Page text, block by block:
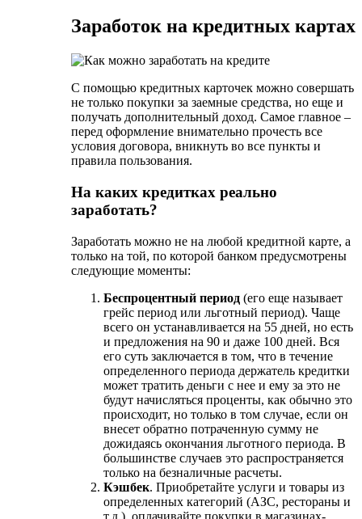
Заработок на кредитных картах
С помощью кредитных карточек можно совершать
не только покупки за заемные средства, но еще и
получать дополнительный доход. Самое главное –
перед оформление внимательно прочесть все
условия договора, вникнуть во все пункты и
правила пользования.
На каких кредитках реально
заработать?
Заработать можно не на любой кредитной карте, а
только на той, по которой банком предусмотрены
следующие моменты:
Беспроцентный период (его еще называет
грейс период или льготный период). Чаще
всего он устанавливается на 55 дней, но есть
и предложения на 90 и даже 100 дней. Вся
его суть заключается в том, что в течение
определенного периода держатель кредитки
может тратить деньги с нее и ему за это не
будут начисляться проценты, как обычно это
происходит, но только в том случае, если он
внесет обратно потраченную сумму не
дожидаясь окончания льготного периода. В
большинстве случаев это распространяется
только на безналичные расчеты.
Кэшбек. Приобретайте услуги и товары из
определенных категорий (АЗС, рестораны и
т.д.), оплачивайте покупки в магазинах-